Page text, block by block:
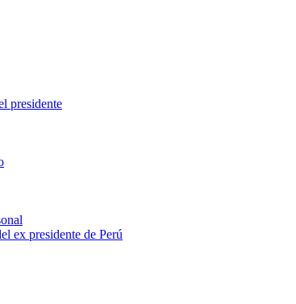
presidente
ex presidente de Perú